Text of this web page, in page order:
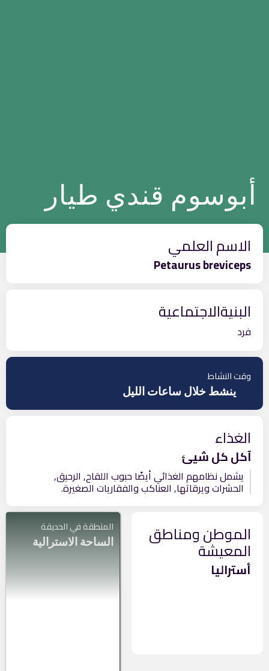
أبوسوم قندي طيار
الاسم العلمي
Petaurus breviceps
البنيةالاجتماعية
فرد
وقت النشاط
ينشط خلال ساعات الليل
الغذاء
آكل كل شيئ
يشمل نظامهم الغذائي أيضًا حبوب اللقاح, الرحيق,
الحشرات ويرقاتها, العناكب والفقاريات الصغيرة.
الموطن ومناطق
المعيشة
أستراليا
المنطقة في الحديقة
الساحة الاسترالية